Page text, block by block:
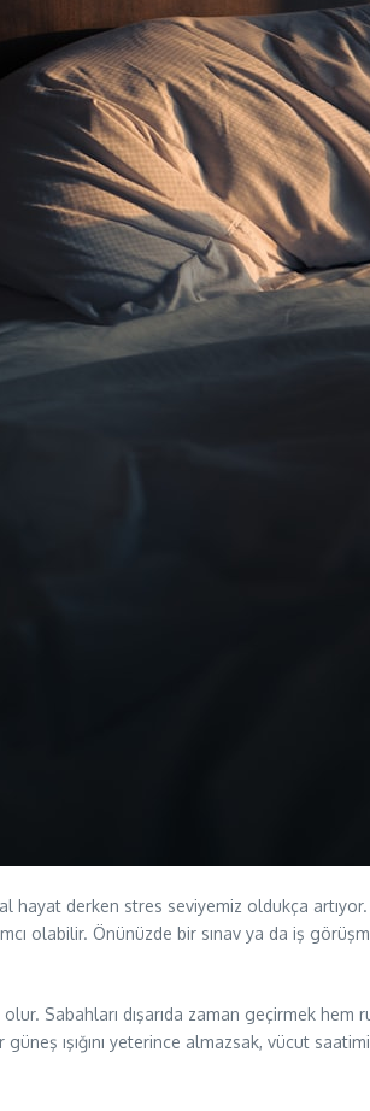
derken stres seviyemiz oldukça
olabilir. Önünüzde bir sınav ya da iş
olur. Sabahları dışarıda zaman geçirmek
ışığını yeterince almazsak, vücut